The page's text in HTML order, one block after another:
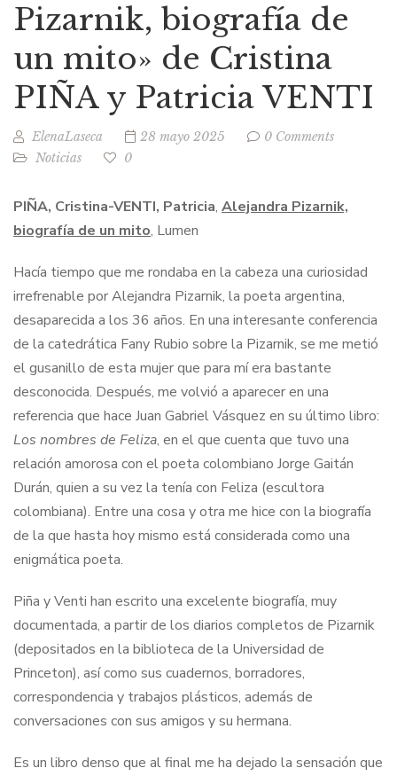
Pizarnik, biografía de
un mito» de Cristina
PIÑA y Patricia VENTI
ElenaLaseca 28 mayo 2025
0 Comments
Noticias
0
PIÑA, Cristina-VENTI, Patricia, Alejandra Pizarnik,
biografía de un mito, Lumen
Hacía tiempo que me rondaba en la cabeza una curiosidad
irrefrenable por Alejandra Pizarnik, la poeta argentina,
desaparecida a los 36 años. En una interesante conferencia
de la catedrática Fany Rubio sobre la Pizarnik, se me metió
el gusanillo de esta mujer que para mí era bastante
desconocida. Después, me volvió a aparecer en una
referencia que hace Juan Gabriel Vásquez en su último libro:
Los nombres de Feliza, en el que cuenta que tuvo una
relación amorosa con el poeta colombiano Jorge Gaitán
Durán, quien a su vez la tenía con Feliza (escultora
colombiana). Entre una cosa y otra me hice con la biografía
de la que hasta hoy mismo está considerada como una
enigmática poeta.
Piña y Venti han escrito una excelente biografía, muy
documentada, a partir de los diarios completos de Pizarnik
(depositados en la biblioteca de la Universidad de
Princeton), así como sus cuadernos, borradores,
correspondencia y trabajos plásticos, además de
conversaciones con sus amigos y su hermana.
Es un libro denso que al final me ha dejado la sensación que